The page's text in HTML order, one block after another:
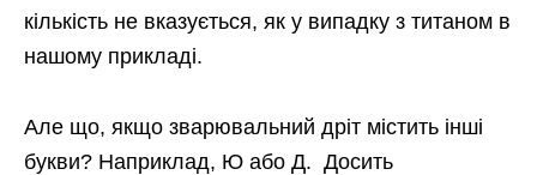
кількість не вказується, як у випадку з титаном в
нашому прикладі.
Але що, якщо зварювальний дріт містить інші
букви? Наприклад, Ю або Д. Досить